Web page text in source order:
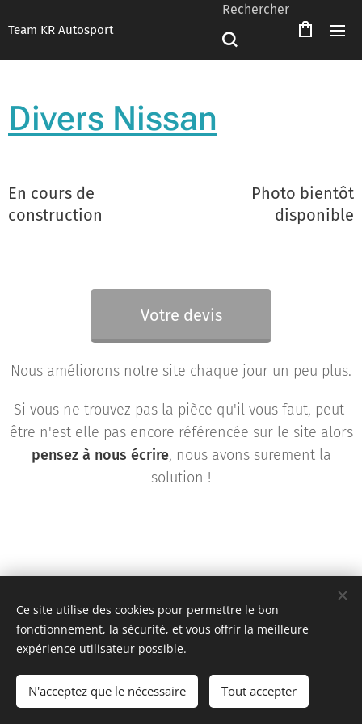
Team KR Autosport
Rechercher
Divers Nissan
En cours de
construction
Photo bientôt
disponible
Votre devis
Nous améliorons notre site chaque jour un peu plus.
Si vous ne trouvez pas la pièce qu'il vous faut, peut-
être n'est elle pas encore référencée sur le site alors
pensez à nous écrire, nous avons surement la
solution !
Team KR Autosport - Création originale 2D Unlimited © 2018
Toutes images non libres de droits
Ce site utilise des cookies pour permettre le bon
fonctionnement, la sécurité, et vous offrir la meilleure
expérience utilisateur possible.
N'acceptez que le nécessaire Tout accepter